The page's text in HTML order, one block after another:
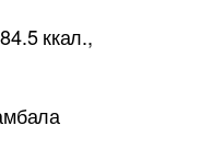
ккал.,